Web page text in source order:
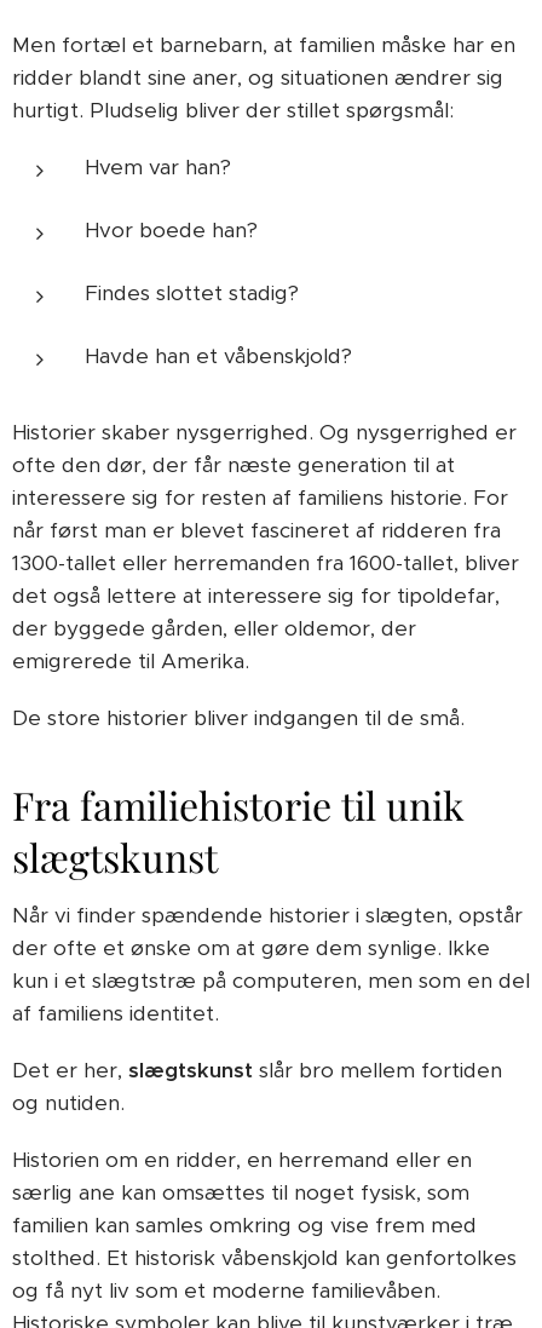
Men fortæl et barnebarn, at familien måske har en
ridder blandt sine aner, og situationen ændrer sig
hurtigt. Pludselig bliver der stillet spørgsmål:
Hvem var han?
Hvor boede han?
Findes slottet stadig?
Havde han et våbenskjold?
Historier skaber nysgerrighed. Og nysgerrighed er
ofte den dør, der får næste generation til at
interessere sig for resten af familiens historie. For
når først man er blevet fascineret af ridderen fra
1300-tallet eller herremanden fra 1600-tallet, bliver
det også lettere at interessere sig for tipoldefar,
der byggede gården, eller oldemor, der
emigrerede til Amerika.
De store historier bliver indgangen til de små.
Fra familiehistorie til unik
slægtskunst
Når vi finder spændende historier i slægten, opstår
der ofte et ønske om at gøre dem synlige. Ikke
kun i et slægtstræ på computeren, men som en del
af familiens identitet.
Det er her, slægtskunst slår bro mellem fortiden
og nutiden.
Historien om en ridder, en herremand eller en
særlig ane kan omsættes til noget fysisk, som
familien kan samles omkring og vise frem med
stolthed. Et historisk våbenskjold kan genfortolkes
og få nyt liv som et moderne familievåben.